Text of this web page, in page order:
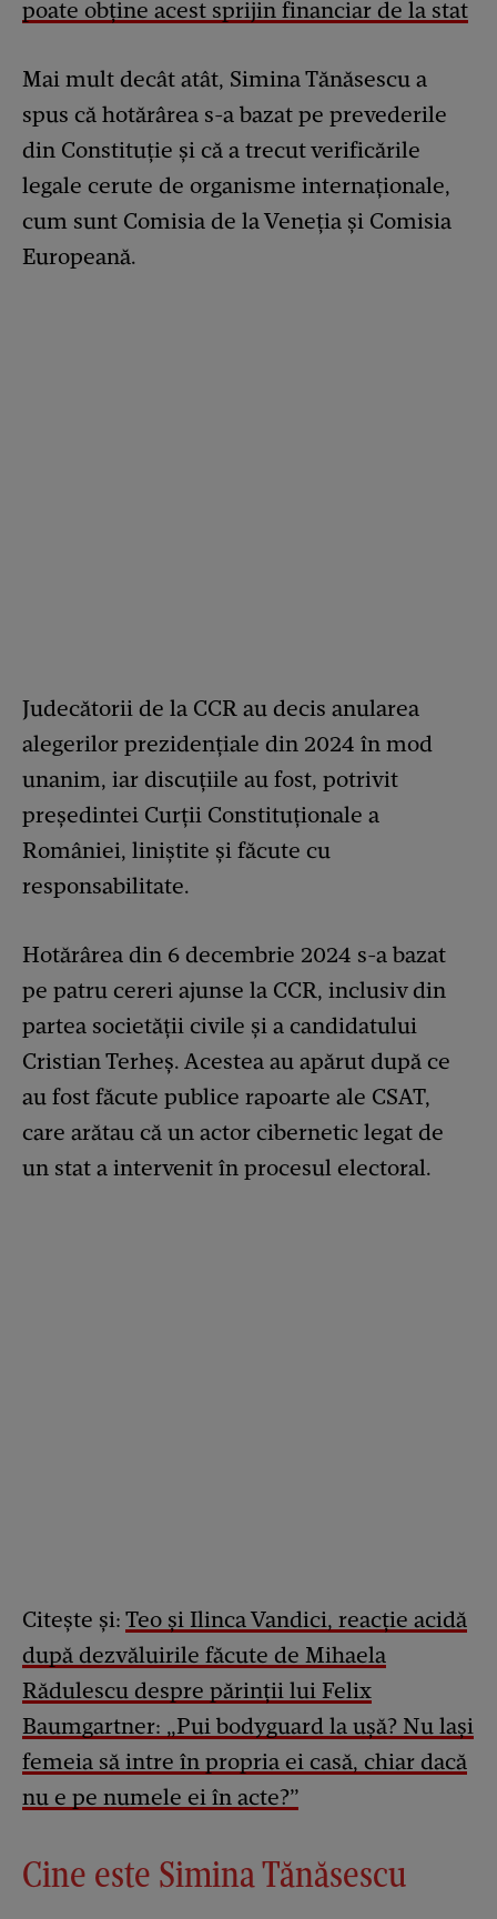
poate obține acest sprijin financiar de la stat
Mai mult decât atât, Simina Tănăsescu a
spus că hotărârea s-a bazat pe prevederile
din Constituție și că a trecut verificările
legale cerute de organisme internaționale,
cum sunt Comisia de la Veneția și Comisia
Europeană.
Judecătorii de la CCR au decis anularea
alegerilor prezidențiale din 2024 în mod
unanim, iar discuțiile au fost, potrivit
președintei Curții Constituționale a
României, liniștite și făcute cu
responsabilitate.
Hotărârea din 6 decembrie 2024 s-a bazat
pe patru cereri ajunse la CCR, inclusiv din
partea societății civile și a candidatului
Cristian Terheș. Acestea au apărut după ce
au fost făcute publice rapoarte ale CSAT,
care arătau că un actor cibernetic legat de
un stat a intervenit în procesul electoral.
Citește și: Teo și Ilinca Vandici, reacție acidă
după dezvăluirile făcute de Mihaela
Rădulescu despre părinții lui Felix
Baumgartner: „Pui bodyguard la ușă? Nu lași
femeia să intre în propria ei casă, chiar dacă
nu e pe numele ei în acte?”
Cine este Simina Tănăsescu